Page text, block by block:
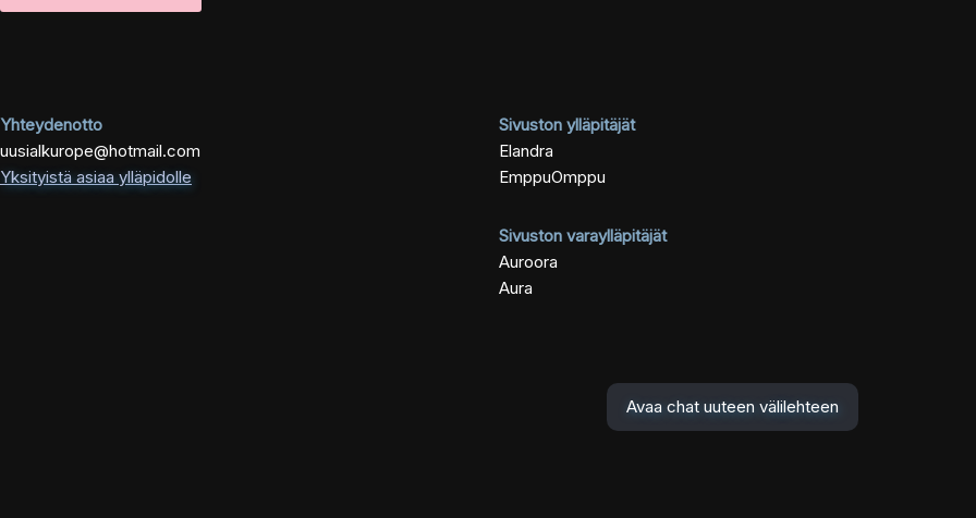
Yhteydenotto
uusialkurope@hotmail.com
Yksityistä asiaa ylläpidolle
Sivuston ylläpitäjät
Elandra
EmppuOmppu
Sivuston varaylläpitäjät
Auroora
Aura
Avaa chat uuteen välilehteen